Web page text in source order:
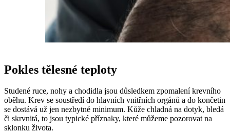
Pokles tělesné teploty
Studené ruce, nohy a chodidla jsou důsledkem zpomalení krevního
oběhu. Krev se soustředí do hlavních vnitřních orgánů a do končetin
se dostává už jen nezbytné minimum. Kůže chladná na dotyk, bledá
či skrvnitá, to jsou typické příznaky, které můžeme pozorovat na
sklonku života.